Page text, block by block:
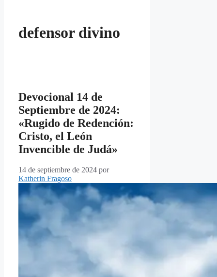
defensor divino
Devocional 14 de
Septiembre de 2024:
«Rugido de Redención:
Cristo, el León
Invencible de Judá»
14 de septiembre de 2024 por
Katherin Fragoso